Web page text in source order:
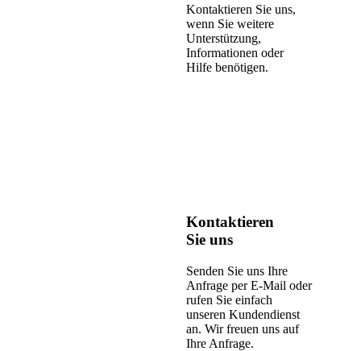
Kontaktieren Sie uns,
wenn Sie weitere
Unterstützung,
Informationen oder
Hilfe benötigen.
Kontaktieren
Sie uns
Senden Sie uns Ihre
Anfrage per E-Mail oder
rufen Sie einfach
unseren Kundendienst
an. Wir freuen uns auf
Ihre Anfrage.